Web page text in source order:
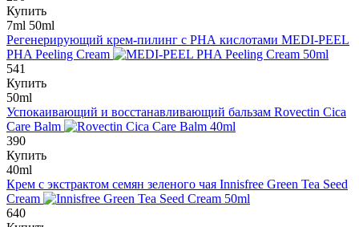
Купить
7ml 50ml
Регенерирующий крем-пилинг с РНА кислотами MEDI-PEEL
PHA Peeling Cream
541
Купить
50ml
Успокаивающий и восстанавливающий бальзам Rovectin Cica
Care Balm
390
Купить
40ml
Крем с экстрактом семян зеленого чая Innisfree Green Tea Seed
Cream
640